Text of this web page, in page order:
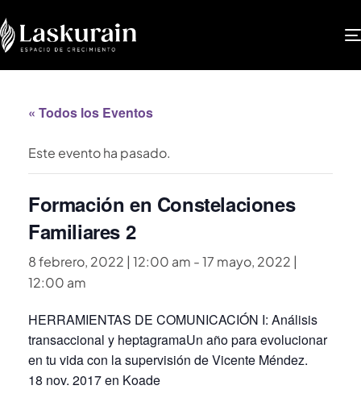
« Todos los Eventos
Este evento ha pasado.
Formación en Constelaciones
Familiares 2
8 febrero, 2022 | 12:00 am -17 mayo, 2022 |
12:00 am
HERRAMIENTAS DE COMUNICACIÓN I: Análisis
transaccional y heptagramaUn año para evolucionar
en tu vida con la supervisión de Vicente Méndez.
18 nov. 2017 en Koade